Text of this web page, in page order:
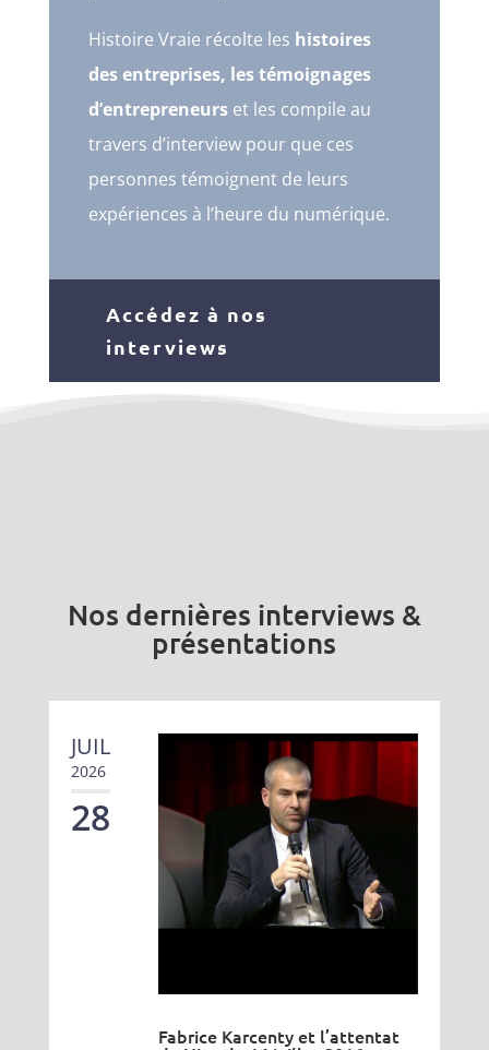
Histoire Vraie récolte les histoires
des entreprises, les témoignages
d’entrepreneurset les compile au
travers d’interview pour que ces
personnes témoignent de leurs
expériences à l’heure du numérique.
Accédez à nos
interviews
Nos dernières interviews &
présentations
JUIL
2026
28
Fabrice Karcenty et l’attentat